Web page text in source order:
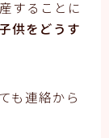
することに
供をどうす
も連絡から